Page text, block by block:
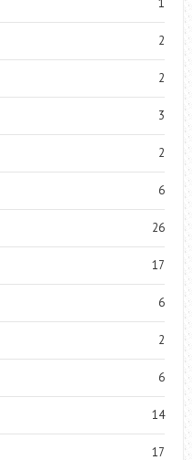
2
2
3
2
6
26
17
6
2
6
14
17